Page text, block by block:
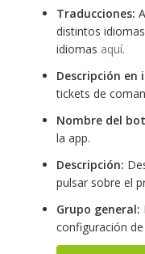
Traducciones:
distintos
idiomas aquí.
Descripción en
tickets de
Nombre del
la app.
Descripción:
pulsar sobre el
Grupo general:
configuración